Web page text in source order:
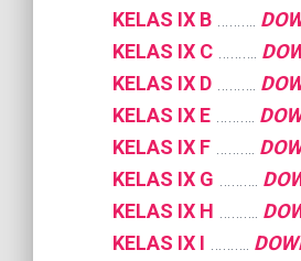
KELAS IX B
KELAS IX C
KELAS IX D
KELAS IX E
KELAS IX F
KELAS IX G
KELAS IX H
KELAS IX I